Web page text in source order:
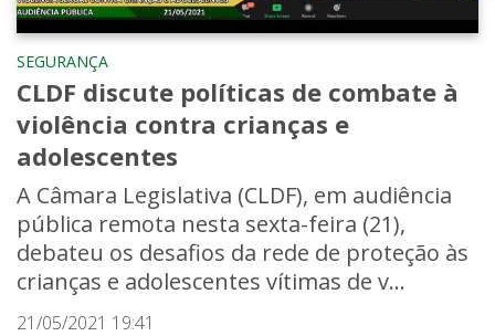
SEGURANÇA
CLDF discute políticas de combate à
violência contra crianças e
adolescentes
A Câmara Legislativa (CLDF), em audiência
pública remota nesta sexta-feira (21),
debateu os desafios da rede de proteção às
crianças e adolescentes vítimas de v...
21/05/2021 19:41